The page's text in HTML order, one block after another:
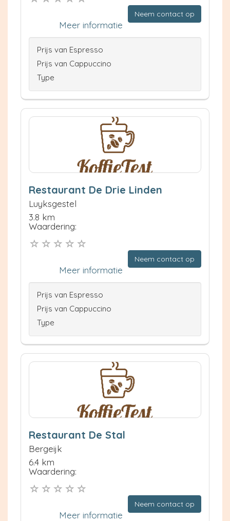
Neem contact op
Meer informatie
Prijs van Espresso
Prijs van Cappuccino
Type
Restaurant De Drie Linden
Luyksgestel
3.8 km
Waardering:
Neem contact op
Meer informatie
Prijs van Espresso
Prijs van Cappuccino
Type
Restaurant De Stal
Bergeijk
6.4 km
Waardering:
Neem contact op
Meer informatie